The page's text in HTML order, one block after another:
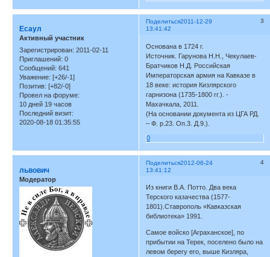
Поделиться 3
2011-12-29
13:41:42
Есаул
Активный участник
Зарегистрирован: 2011-02-11
Приглашений: 0
Сообщений: 641
Уважение: [+26/-1]
Позитив: [+82/-0]
Провел на форуме:
10 дней 19 часов
Последний визит:
2020-08-18 01:35:55
Основана в 1724 г.
Источник. Гарунова Н.Н., Чекулаев-
Братчиков Н.Д. Российская
Императорская армия на Кавказе в
18 веке: история Кизлярского
гарнизона (1735-1800 гг.). -
Махачкала, 2011.
(На основании документа из ЦГА РД.
– Ф. р.23. Оп.3. Д.9.).
0
Поделиться 4
2012-06-24
13:41:12
львович
Модератор
Из книги В.А. Потто. Два века
Терского казачества (1577-
1801).Ставрополь «Кавказская
библиотека» 1991.
Самое войско [Аграханское], по
прибытии на Терек, поселено было на
левом берегу его, выше Кизляра,